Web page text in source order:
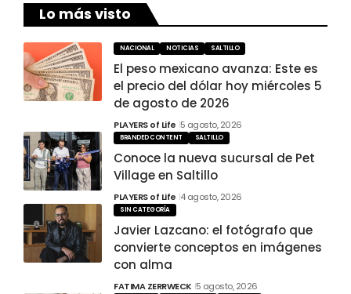
Lo más visto
NACIONAL NOTICIAS SALTILLO
El peso mexicano avanza: Este es
el precio del dólar hoy miércoles 5
de agosto de 2026
PLAYERS of Life 5 agosto, 2026
BRANDED CONTENT SALTILLO
Conoce la nueva sucursal de Pet
Village en Saltillo
PLAYERS of Life 4 agosto, 2026
SIN CATEGORÍA
Javier Lazcano: el fotógrafo que
convierte conceptos en imágenes
con alma
FATIMA ZERRWECK 5 agosto, 2026